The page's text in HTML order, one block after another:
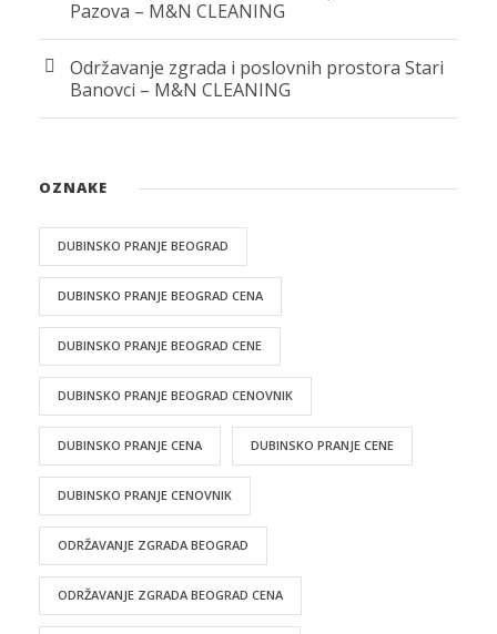
Pazova – M&N CLEANING
Održavanje zgrada i poslovnih prostora Stari
Banovci – M&N CLEANING
OZNAKE
DUBINSKO PRANJE BEOGRAD
DUBINSKO PRANJE BEOGRAD CENA
DUBINSKO PRANJE BEOGRAD CENE
DUBINSKO PRANJE BEOGRAD CENOVNIK
DUBINSKO PRANJE CENA DUBINSKO PRANJE CENE
DUBINSKO PRANJE CENOVNIK
ODRŽAVANJE ZGRADA BEOGRAD
ODRŽAVANJE ZGRADA BEOGRAD CENA